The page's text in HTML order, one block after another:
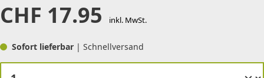
CHF 17.95 inkl. MwSt.
Sofort lieferbar | Schnellversand